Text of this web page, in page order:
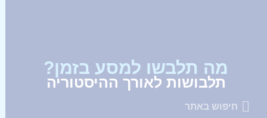
מה תלבשו למסע בזמן?
תלבושות לאורך ההיסטוריה